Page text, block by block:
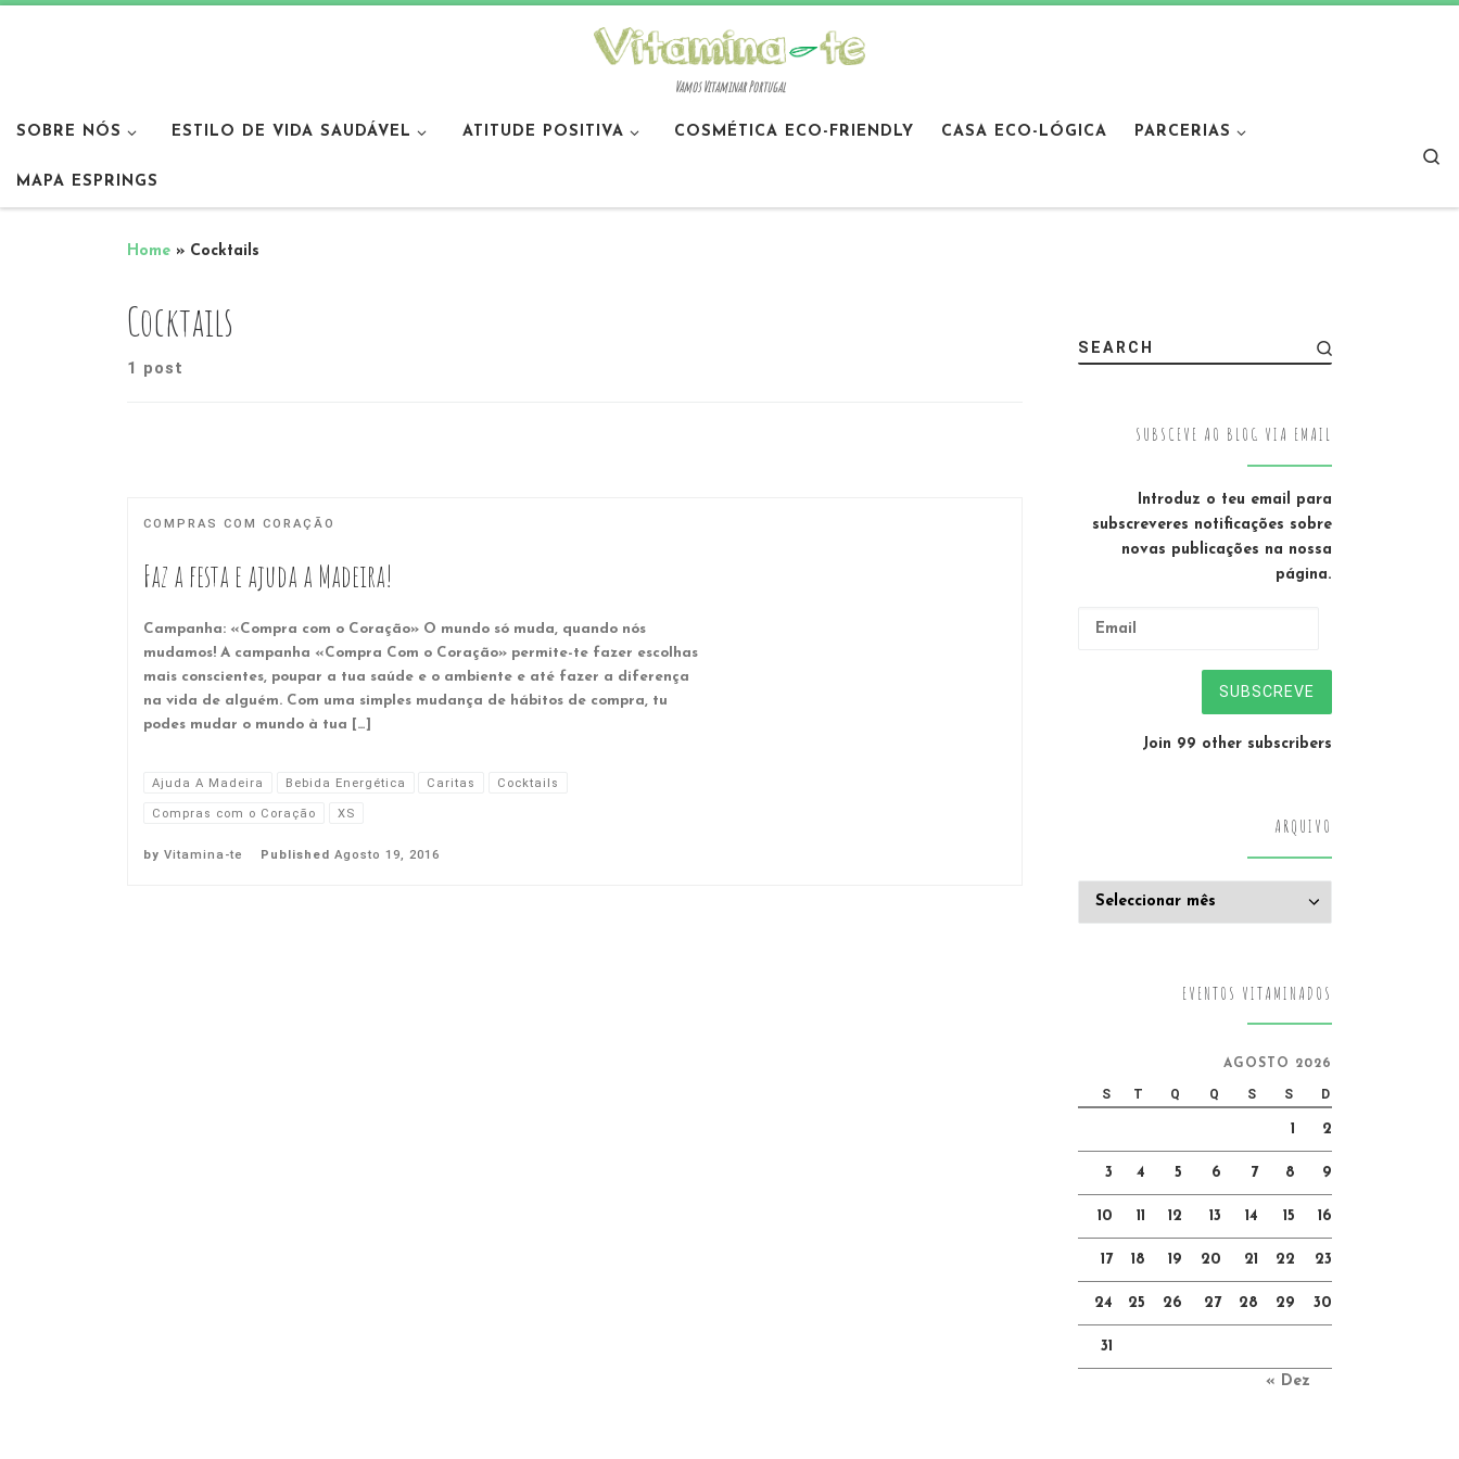
Vamos Vitaminar Portugal
SOBRE NÓS ESTILO DE VIDA SAUDÁVEL ATITUDE POSITIVA COSMÉTICA ECO-FRIENDLY CASA ECO-LÓGICA PARCERIAS
MAPA ESPRINGS
Home » Cocktails
Cocktails
1 post
COMPRAS COM CORAÇÃO
Faz a festa e ajuda a Madeira!
Campanha: «Compra com o Coração» O mundo só muda, quando nós
mudamos! A campanha «Compra Com o Coração» permite-te fazer escolhas
mais conscientes, poupar a tua saúde e o ambiente e até fazer a diferença
na vida de alguém. Com uma simples mudança de hábitos de compra, tu
podes mudar o mundo à tua […]
Ajuda A Madeira Bebida Energética Caritas Cocktails
Compras com o Coração XS
by Vitamina-te Published Agosto 19, 2016
SEARCH
SUBSCEVE AO BLOG VIA EMAIL
Introduz o teu email para
subscreveres notificações sobre
novas publicações na nossa
página.
SUBSCREVE
Join 99 other subscribers
ARQUIVO
EVENTOS VITAMINADOS
AGOSTO 2026
S T Q Q S S D
1 2
3 4 5 6 7 8 9
10 11 12 13 14 15 16
17 18 19 20 21 22 23
24 25 26 27 28 29 30
31
« Dez